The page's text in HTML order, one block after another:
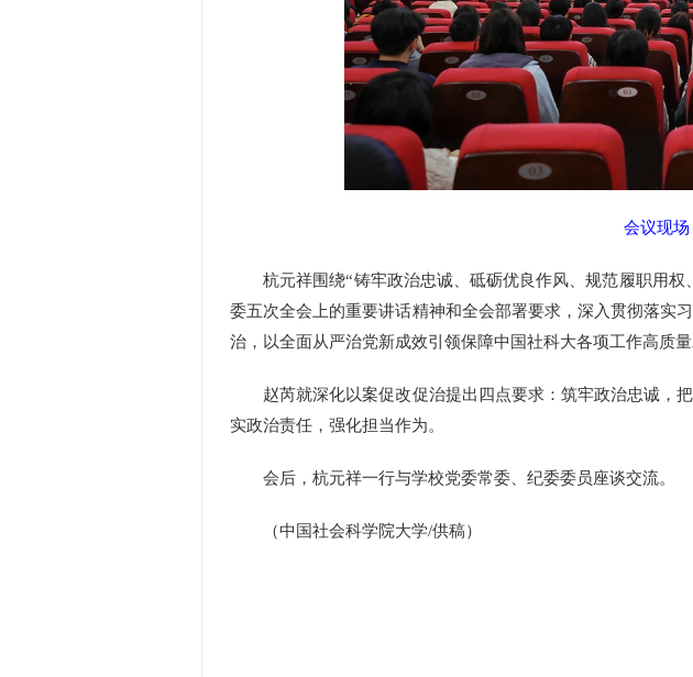
会议现场
杭元祥围绕“铸牢政治忠诚、砥砺优良作风、规范履职用权
委五次全会上的重要讲话精神和全会部署要求，深入贯彻落实
治，以全面从严治党新成效引领保障中国社科大各项工作高质量
赵芮就深化以案促改促治提出四点要求：筑牢政治忠诚，把
实政治责任，强化担当作为。
会后，杭元祥一行与学校党委常委、纪委委员座谈交流。
（中国社会科学院大学/供稿）